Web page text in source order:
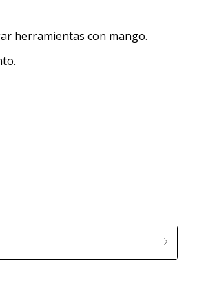
herramientas con mango.